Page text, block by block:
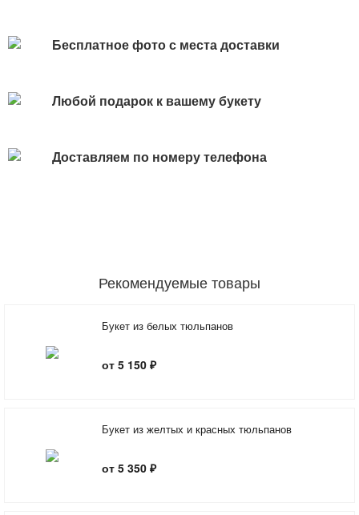
Бесплатное фото с места доставки
Любой подарок к вашему букету
Доставляем по номеру телефона
Рекомендуемые товары
Букет из белых тюльпанов
от 5 150 ₽
Букет из желтых и красных тюльпанов
от 5 350 ₽